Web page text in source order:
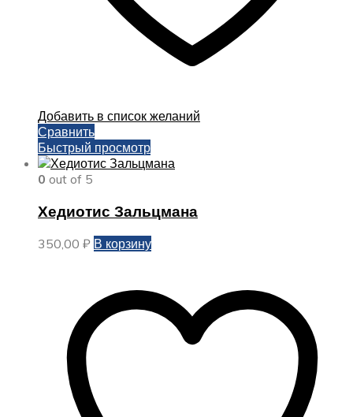
Добавить в список желаний
Сравнить
Быстрый просмотр
0 out of 5
Хедиотис Зальцмана
350,00 ₽ В корзину